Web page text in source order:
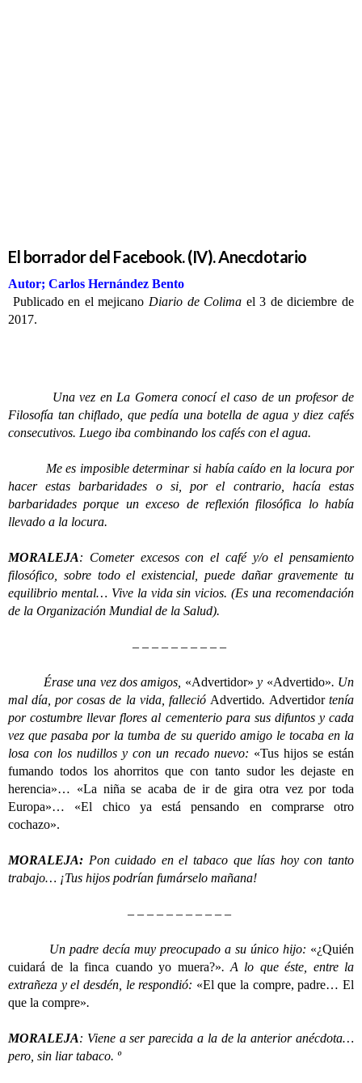
El borrador del Facebook. (IV). Anecdotario
Autor; Carlos Hernández Bento
Publicado en el mejicano Diario de Colima el 3 de diciembre de
2017.
Una vez en La Gomera conocí el caso de un profesor de
Filosofía tan chiflado, que pedía una botella de agua y diez cafés
consecutivos. Luego iba combinando los cafés con el agua.
Me es imposible determinar si había caído en la locura por
hacer estas barbaridades o si, por el contrario, hacía estas
barbaridades porque un exceso de reflexión filosófica lo había
llevado a la locura.
MORALEJA: Cometer excesos con el café y/o el pensamiento
filosófico, sobre todo el existencial, puede dañar gravemente tu
equilibrio mental… Vive la vida sin vicios. (Es una recomendación
de la Organización Mundial de la Salud).
– – – – – – – – – –
Érase una vez dos amigos, «Advertidor» y «Advertido». Un
mal día, por cosas de la vida, falleció Advertido. Advertidortenía
por costumbre llevar flores al cementerio para sus difuntos y cada
vez que pasaba por la tumba de su querido amigo le tocaba en la
losa con los nudillos y con un recado nuevo: «Tus hijos se están
fumando todos los ahorritos que con tanto sudor les dejaste en
herencia»… «La niña se acaba de ir de gira otra vez por toda
Europa»… «El chico ya está pensando en comprarse otro
cochazo».
MORALEJA: Pon cuidado en el tabaco que lías hoy con tanto
trabajo… ¡Tus hijos podrían fumárselo mañana!
– – – – – – – – – – –
Un padre decía muy preocupado a su único hijo: «¿Quién
cuidará de la finca cuando yo muera?». A lo que éste, entre la
extrañeza y el desdén, le respondió: «El que la compre, padre… El
que la compre».
MORALEJA: Viene a ser parecida a la de la anterior anécdota…
pero, sin liar tabaco. º